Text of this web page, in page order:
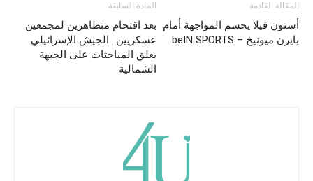
المادة السابقة
بعد اقتحام متظاهرين لمجمعين
عسكريين.. الجيش الإسرائيلي
يعلق المباحثات على الجبهة
الشمالية
المقالة القادمة
أستون فيلا يحسم المواجهة أمام
بايرن ميونيخ – beIN SPORTS